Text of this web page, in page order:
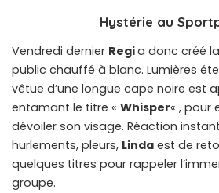
Hystérie au
Vendredi dernier Regia donc créé
public chauffé à blanc. Lumières
vêtue d’une longue cape noire est
entamant le titre « Whisper« , pour
dévoiler son visage. Réaction
hurlements, pleurs, Linda est de
quelques titres pour rappeler
groupe.